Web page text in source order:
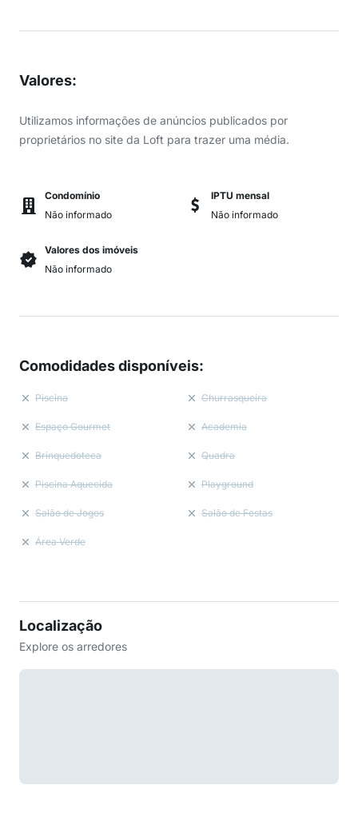
Valores:
Utilizamos informações de anúncios publicados por
proprietários no site da Loft para trazer uma média.
Condomínio
Não informado
IPTU mensal
Não informado
Valores dos imóveis
Não informado
Comodidades disponíveis:
Piscina Churrasqueira
Espaço Gourmet Academia
Brinquedoteca Quadra
Piscina Aquecida Playground
Salão de Jogos Salão de Festas
Área Verde
Localização
Explore os arredores